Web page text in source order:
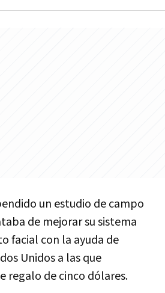
un estudio de campo
de mejorar su sistema
facial con la ayuda de
Unidos a las que
regalo de cinco dólares.